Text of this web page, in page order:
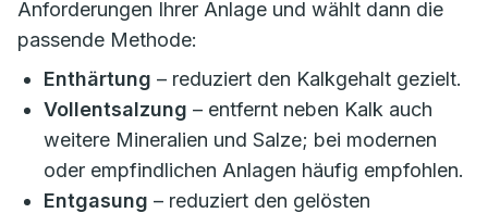
Anforderungen Ihrer Anlage und wählt dann die
passende Methode:
Enthärtung – reduziert den Kalkgehalt gezielt.
Vollentsalzung – entfernt neben Kalk auch
weitere Mineralien und Salze; bei modernen
oder empfindlichen Anlagen häufig empfohlen.
Entgasung – reduziert den gelösten